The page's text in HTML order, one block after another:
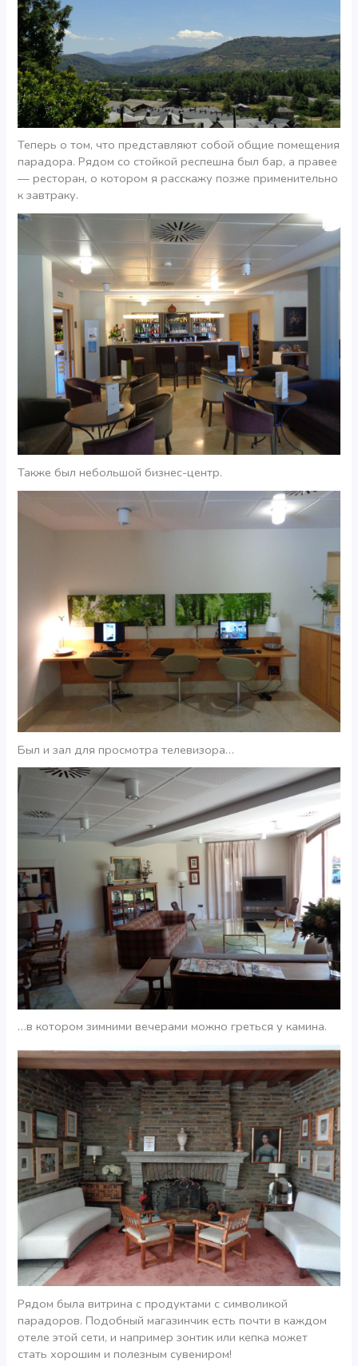
Теперь о том, что представляют собой общие помещения
парадора. Рядом со стойкой респешна был бар, а правее
— ресторан, о котором я расскажу позже применительно
к завтраку.
Также был небольшой бизнес-центр.
Был и зал для просмотра телевизора…
…в котором зимними вечерами можно греться у камина.
Рядом была витрина с продуктами с символикой
парадоров. Подобный магазинчик есть почти в каждом
отеле этой сети, и например зонтик или кепка может
стать хорошим и полезным сувениром!